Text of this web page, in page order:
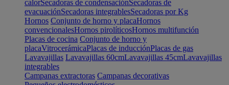
calorSecadoras de condensaciónSecadoras de
evacuaciónSecadoras integrablesSecadoras por Kg
Hornos Conjunto de horno y placaHornos
convencionalesHornos pirolíticosHornos multifunción
Placas de cocina Conjunto de horno y
placaVitrocerámicaPlacas de inducciónPlacas de gas
Lavavajillas Lavavajillas 60cmLavavajillas 45cmLavavajillas
integrables
Campanas extractoras Campanas decorativas